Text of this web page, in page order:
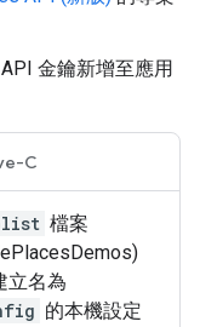
金鑰新增至應用
C
檔案
立名為
的本機設定